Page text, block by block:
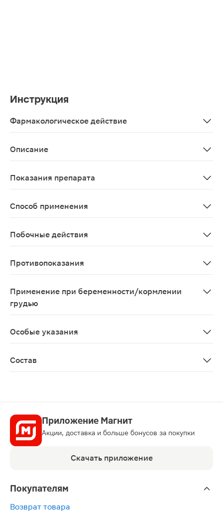
Инструкция
Фармакологическое действие
Описание
Показания препарата
Способ применения
Побочные действия
Противопоказания
Применение при беременности/кормлении
грудью
Особые указания
Состав
Приложение Магнит
Акции, доставка и больше бонусов за покупки
Скачать приложение
Покупателям
Возврат товара